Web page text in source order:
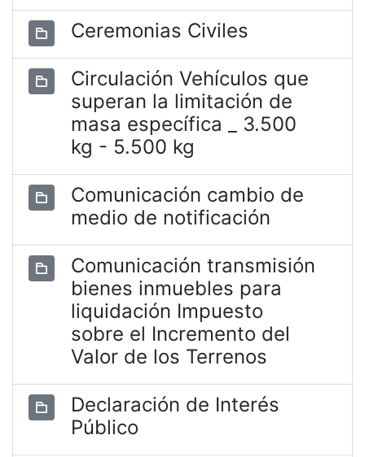
Ceremonias Civiles
Circulación Vehículos que
superan la limitación de
masa específica _ 3.500
kg - 5.500 kg
Comunicación cambio de
medio de notificación
Comunicación transmisión
bienes inmuebles para
liquidación Impuesto
sobre el Incremento del
Valor de los Terrenos
Declaración de Interés
Público